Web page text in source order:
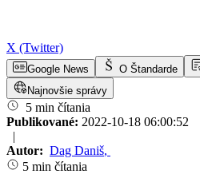
X (Twitter)
Google News O Štandarde
Najnovšie správy
5 min čítania
Publikované: 2022-10-18 06:00:52
|
Autor: Dag Daniš,
5 min čítania